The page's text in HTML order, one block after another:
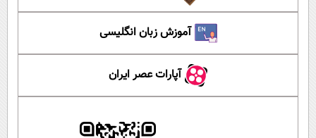
آموزش زبان انگلیسی
آپارات عصر ایران